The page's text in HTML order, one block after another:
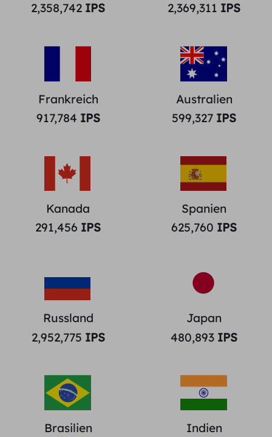
2,358,742 IPS
2,369,311 IPS
Frankreich
917,784 IPS
Australien
599,327 IPS
Kanada
291,456 IPS
Spanien
625,760 IPS
Russland
2,952,775 IPS
Japan
480,893 IPS
Brasilien Indien